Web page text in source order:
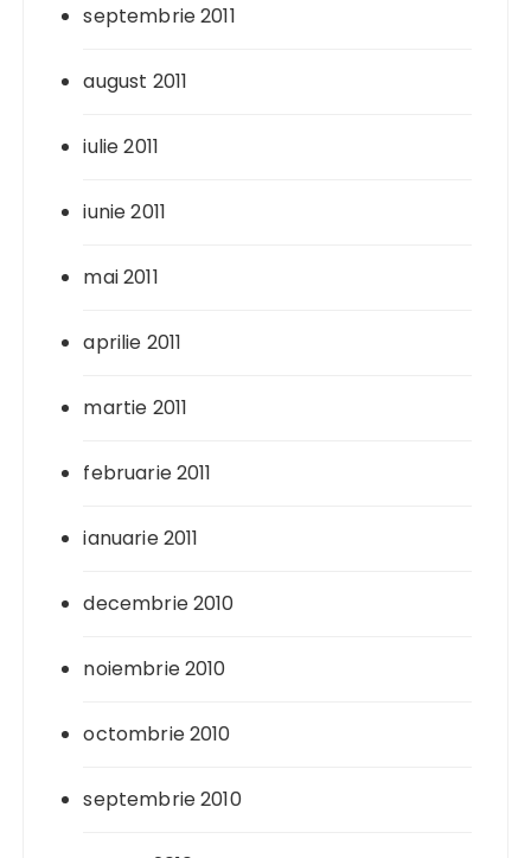
septembrie 2011
august 2011
iulie 2011
iunie 2011
mai 2011
aprilie 2011
martie 2011
februarie 2011
ianuarie 2011
decembrie 2010
noiembrie 2010
octombrie 2010
septembrie 2010